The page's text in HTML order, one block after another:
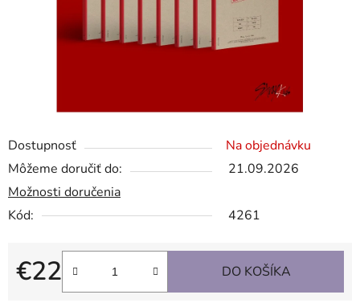
Dostupnosť
Na objednávku
Môžeme doručiť do:
21.09.2026
Možnosti doručenia
Kód:
4261
€22
Jednotková cena:
DO KOŠÍKA